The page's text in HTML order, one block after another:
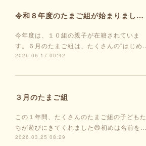
令和８年度のたまご組が始まりました🥚
今年度は、１０組の親子が在籍されていま
す。６月のたまご組は、たくさんの"はじめ…
2026.06.17 00:42
３月のたまご組
この１年間、たくさんのたまご組の子どもた
ちが遊びにきてくれました😄初めは名前を…
2026.03.25 08:29